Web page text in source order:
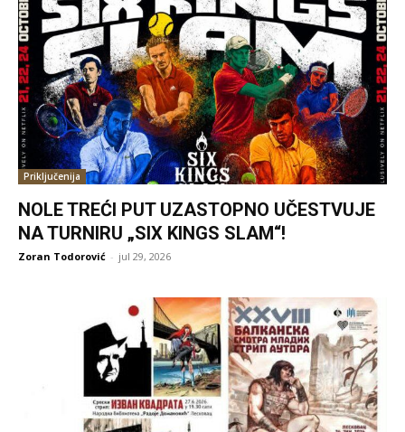
Priključenija
NOLE TREĆI PUT UZASTOPNO UČESTVUJE
NA TURNIRU „SIX KINGS SLAM“!
Zoran Todorović - jul 29, 2026